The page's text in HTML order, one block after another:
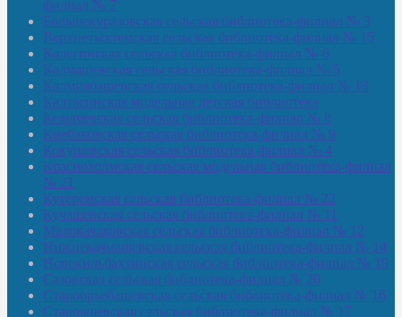
филиал № 7
Большекуразовская сельская библиотека-филиал № 3
Верхнетыхтемская сельская библиотека-филиал № 15
Калегинская сельская библиотека-филиал № 6
Калмашевская сельская библиотека-филиал № 5
Калмиябашевская сельская библиотека-филиал № 13
Калтасинская модельная детская библиотека
Кельтеевская сельская библиотека-филиал № 8
Киебаковская сельская библиотека-филиал № 9
Кокушевская сельская библиотека-филиал № 4
Краснохолмская сельская модельная библиотека-филиал
№ 21
Кутеремская сельская библиотека-филиал № 22
Кучашевская сельская библиотека-филиал № 11
Малокачаковская сельская библиотека-филиал № 12
Нижнекачмашевская сельская библиотека-филиал № 14
Новокильбахтинская сельская библиотека-филиал № 19
Сазовская сельская библиотека-филиал № 20
Староорьебашевская сельская библиотека-филиал № 16
Старояшевская сельская библиотека-филиал № 17